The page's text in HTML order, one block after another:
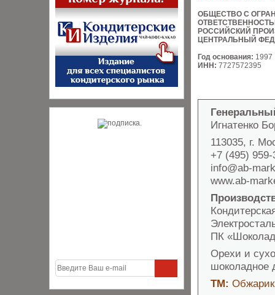
ОБЩЕСТВО С
РОССИЙСКИЙ
ЦЕНТРАЛЬНЫЙ
Год основания: 1997
ИНН: 7727572395
Игнатенко
113035, г.
+7 (495)
info@ab-
www.ab-
ПК
Орехи и
шоколадное
ТМ: